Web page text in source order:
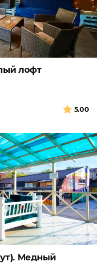
лофт
5.00
Медный